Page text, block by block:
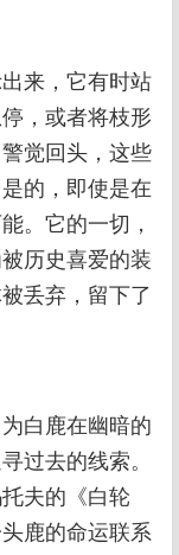
来，它有时站
，或者将枝形
觉回头，这些
的，即使是在
。它的一切，
历史喜爱的装
丢弃，留下了
白鹿在幽暗的
过去的线索。
夫的《白轮
鹿的命运联系